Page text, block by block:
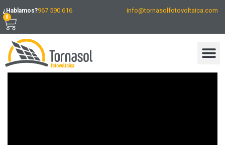
¿Hablamos?967 590 616 info@tornasolfotovoltaica.com
0